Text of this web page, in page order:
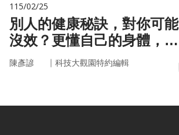
115/02/25
別人的健康秘訣，對你可能
沒效？更懂自己的身體，才
更能「精準健康」！
陳彥諺 ｜ 科技大觀園特約編輯